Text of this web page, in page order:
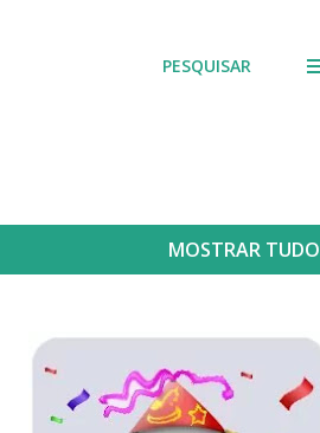
PESQUISAR
MOSTRAR TUDO